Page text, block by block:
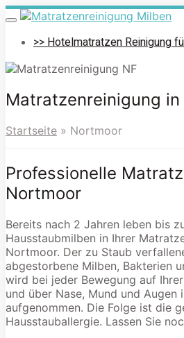
Skip
to
main
Toggle
navigation>> Hotelmatratzen Reinigung
Matratzenreinigung in
Startseite » Nortmoor
Professionelle
Nortmoor
Bereits nach 2 Jahren leben bis
Hausstaubmilben in Ihrer
Nortmoor. Der zu Staub
abgestorbene Milben, Bakterien
wird bei jeder Bewegung auf
und über Nase, Mund und Augen
aufgenommen. Die Folge ist die
Hausstauballergie. Lassen Sie